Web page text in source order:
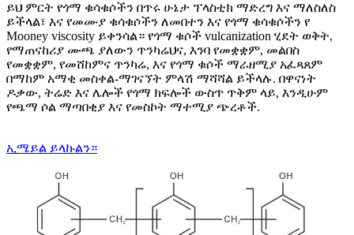
ይህ ምርት የጎማ ቁሳቁሶችን በጥሩ ሁኔታ ፕላስቲክ ማድረግ እና ማለስለስ
ይችላል፣ እና የመሙያ ቁሳቁሶችን ለመበተን እና የጎማ ቁሳቁሶችን የ
Mooney viscosity ይቀንሳል። የጎማ ቁሶች vulcanization ሂደት ወቅት,
የማጠናከሪያ ሙጫ ያለውን ጥንካሬህና, እንባ የመቋቋም, መልበስ
የመቋቋም, የመሸከምና ጥንካሬ, እና የጎማ ቁሶች ማራዘሚያ አፈጻጸም
በማከም አማቂ መስቀል-ማገናኘት ምላሽ ማሻሻል ይችላሉ. በዋናነት
ዶቃው, ትሬድ እና ሌሎች የጎማ ክፍሎች ውስጥ ጥቅም ላይ, እንዲሁም
የጫማ ሶል ማጣበቂያ እና የመስኮት ማተሚያ ጭረቶች.
ኢሜይል ይላኩልን።